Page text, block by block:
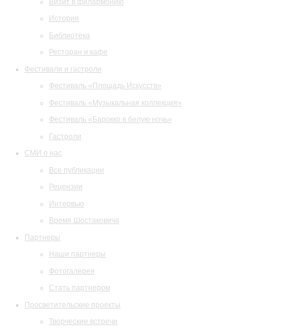
История
Библиотека
Ресторан и кафе
Фестивали и гастроли
Фестиваль «Площадь Искусств»
Фестиваль «Музыкальная коллекция»
Фестиваль «Барокко в белую ночь»
Гастроли
СМИ о нас
Все публикации
Рецензии
Интервью
Время Шостаковича
Партнеры
Наши партнеры
Фотогалерея
Стать партнером
Просветительские проекты
Творческие встречи